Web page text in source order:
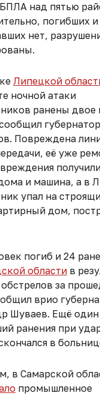
над пятью
погибших и
нет,
Липецкой
ночной атаки
ранены двое
Повреждена
её уже
и машина, а в
упал на
дом,
погиб и 24
области в
за
врио
Шуваев. Ещё один
ранения при
в
в Самарской
промышленное